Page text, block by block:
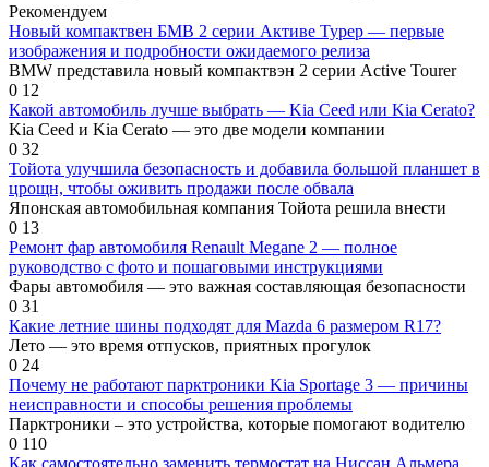
Рекомендуем
Новый компактвен БМВ 2 серии Активе Турер — первые
изображения и подробности ожидаемого релиза
BMW представила новый компактвэн 2 серии Active Tourer
0 12
Какой автомобиль лучше выбрать — Kia Ceed или Kia Cerato?
Kia Ceed и Kia Cerato — это две модели компании
0 32
Тойота улучшила безопасность и добавила большой планшет в
црощн, чтобы оживить продажи после обвала
Японская автомобильная компания Тойота решила внести
0 13
Ремонт фар автомобиля Renault Megane 2 — полное
руководство с фото и пошаговыми инструкциями
Фары автомобиля — это важная составляющая безопасности
0 31
Какие летние шины подходят для Mazda 6 размером R17?
Лето — это время отпусков, приятных прогулок
0 24
Почему не работают парктроники Kia Sportage 3 — причины
неисправности и способы решения проблемы
Парктроники – это устройства, которые помогают водителю
0 110
Как самостоятельно заменить термостат на Ниссан Альмера